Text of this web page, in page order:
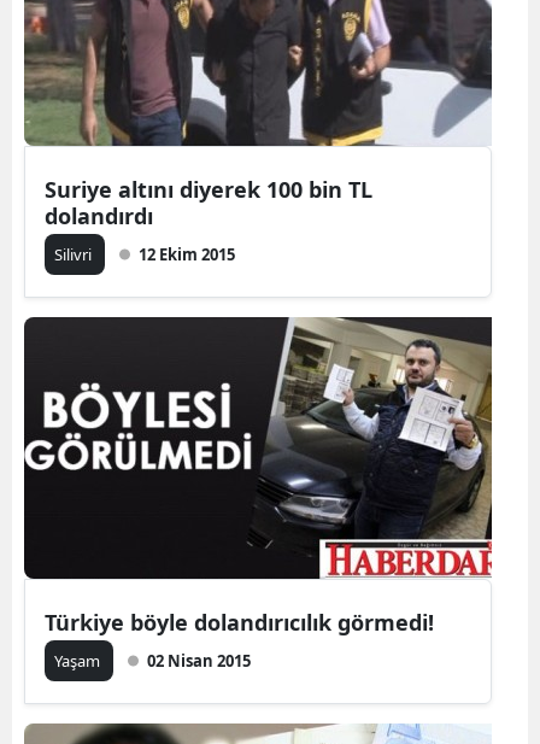
Suriye altını diyerek 100 bin TL
dolandırdı
Silivri 12 Ekim 2015
Türkiye böyle dolandırıcılık görmedi!
Yaşam 02 Nisan 2015